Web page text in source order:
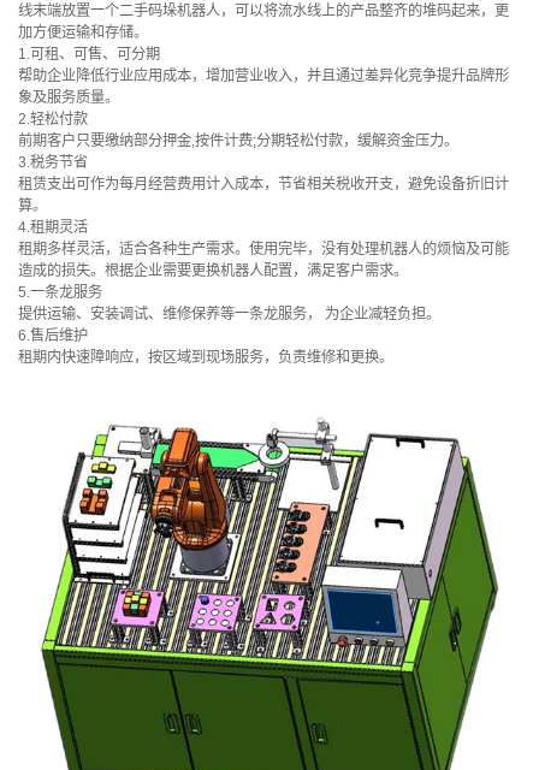
线末端放置一个二手码垛机器人，可以将流水线上的产品整齐的堆码起来，更
加方便运输和存储。
1.可租、可售、可分期
帮助企业降低行业应用成本，增加营业收入，并且通过差异化竞争提升品牌形
象及服务质量。
2.轻松付款
前期客户只要缴纳部分押金,按件计费;分期轻松付款，缓解资金压力。
3.税务节省
租赁支出可作为每月经营费用计入成本，节省相关税收开支，避免设备折旧计
算。
4.租期灵活
租期多样灵活，适合各种生产需求。使用完毕，没有处理机器人的烦恼及可能
造成的损失。根据企业需要更换机器人配置，满足客户需求。
5.一条龙服务
提供运输、安装调试、维修保养等一条龙服务， 为企业减轻负担。
6.售后维护
租期内快速障响应，按区域到现场服务，负责维修和更换。